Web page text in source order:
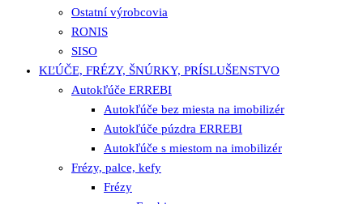
Ostatní výrobcovia
RONIS
SISO
KĽÚČE, FRÉZY, ŠNÚRKY, PRÍSLUŠENSTVO
Autokľúče ERREBI
Autokľúče bez miesta na imobilizér
Autokľúče púzdra ERREBI
Autokľúče s miestom na imobilizér
Frézy, palce, kefy
Frézy